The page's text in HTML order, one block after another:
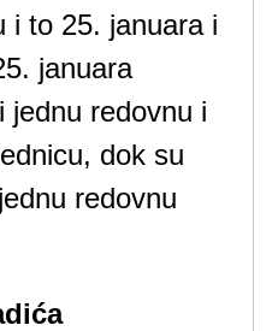
i to 25. januara i
januara
jednu redovnu i
dok su
redovnu